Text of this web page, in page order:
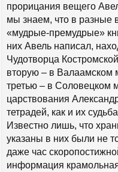
прорицания вещего
мы знаем, что в разные
«мудрые-премудрые»
них Авель написал,
Чудотворца
вторую – в Валаамском
третью – в Соловецком
царствования
тетрадей, как и их
Известно лишь, что
указаны в них были не
даже час
информация